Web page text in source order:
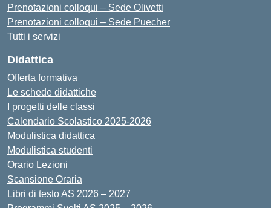
Prenotazioni colloqui – Sede Olivetti
Prenotazioni colloqui – Sede Puecher
Tutti i servizi
Didattica
Offerta formativa
Le schede didattiche
I progetti delle classi
Calendario Scolastico 2025-2026
Modulistica didattica
Modulistica studenti
Orario Lezioni
Scansione Oraria
Libri di testo AS 2026 – 2027